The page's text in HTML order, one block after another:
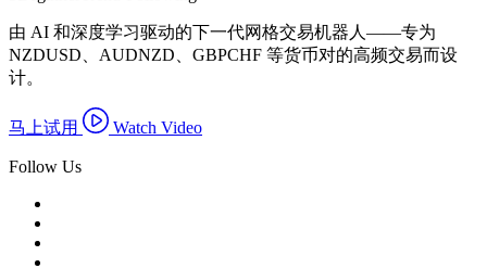
由 AI 和深度学习驱动的下一代网格交易机器人——专为
NZDUSD、AUDNZD、GBPCHF 等货币对的高频交易而设
计。
马上试用 Watch Video
Follow Us